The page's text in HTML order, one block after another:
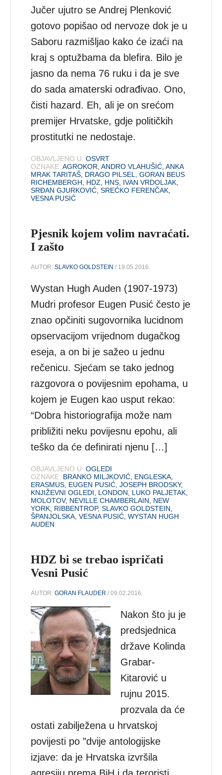
Jučer ujutro se Andrej Plenković
gotovo popišao od nervoze dok je u
Saboru razmišljao kako će izaći na
kraj s optužbama da blefira. Bilo je
jasno da nema 76 ruku i da je sve
do sada amaterski odrađivao. Ono,
čisti hazard. Eh, ali je on srećom
premijer Hrvatske, gdje političkih
prostitutki ne nedostaje.
OBJAVLJENO U: OSVRT
OZNAKE: AGROKOR ,ANDRO VLAHUŠIĆ ,ANKA
MRAK TARITAŠ DRAGO PILSEL ,GORAN BEUS
RICHEMBERGH
HDZ HNS IVAN VRDOLJAK
SRĐAN GJURKOVIĆ ,SREĆKO FERENČAK
VESNA PUSIĆ
Pjesnik kojem volim navraćati.
I zašto
AUTOR:SLAVKO GOLDSTEIN / 19.05.2016.
Wystan Hugh Auden (1907-1973)
Mudri profesor Eugen Pusić često je
znao opčiniti sugovornika lucidnom
opservacijom vrijednom dugačkog
eseja, a on bi je sažeo u jednu
rečenicu. Sjećam se tako jednog
razgovora o povijesnim epohama, u
kojem je Eugen kao usput rekao:
“Dobra historiografija može nam
približiti neku povijesnu epohu, ali
teško da će definirati njenu […]
OBJAVLJENO U: OGLEDI
OZNAKE: BRANKO MILJKOVIĆ ENGLESKA
ERASMUS EUGEN PUSIĆ ,JOSEPH BRODSKY,
KNJIŽEVNI OGLEDI
LONDON LUKO PALJETAK
MOLOTOV, NEVILLE CHAMBERLAIN
NEW
YORK RIBBENTROP,SLAVKO GOLDSTEIN
ŠPANJOLSKA ,VESNA PUSIĆ ,WYSTAN HUGH
AUDEN
HDZ bi se trebao ispričati
Vesni Pusić
AUTOR:GORAN FLAUDER / 09.02.2016.
Nakon što ju je
predsjednica
države Kolinda
Grabar-
Kitarović u
rujnu 2015.
prozvala da će
ostati zabilježena u hrvatskoj
povijesti po ”dvije antologijske
izjave: da je Hrvatska izvršila